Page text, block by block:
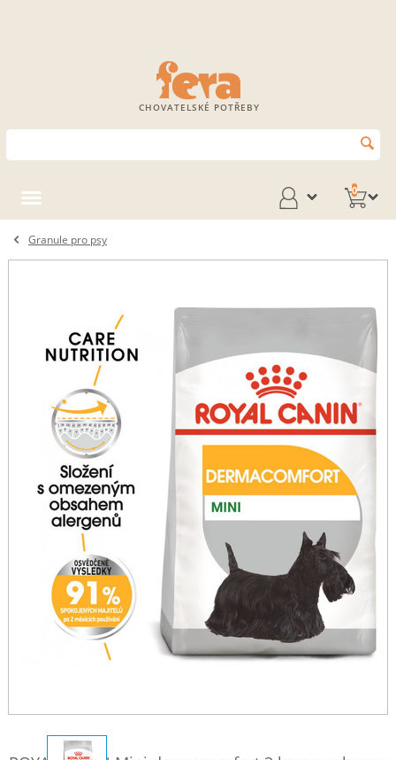
CHOVATELSKÉ POTŘEBY
0
Granule pro psy